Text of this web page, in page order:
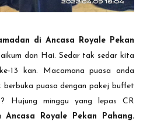
di Ancasa Royale Pekan
dan Hai. Sedar tak sedar kita
13 kan. Macamana puasa anda
puasa dengan pakej buffet
Hujung minggu yang lepas CR
Ancasa Royale Pekan Pahang.